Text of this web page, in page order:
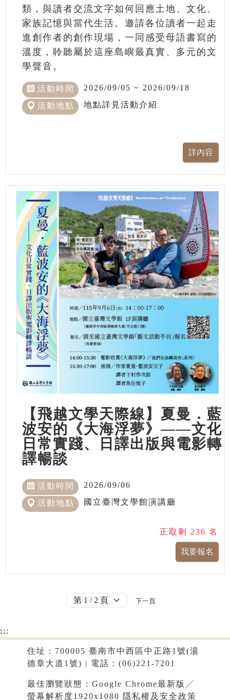
類，與讀者交流文字如何回應土地、文化、
家族記憶與當代生活。邀請各位讀者一起走
進創作者的創作現場，一同感受母語書寫的
溫度，聆聽屬於這座島嶼最真實、多元的文
學聲音。
活動時間 2026/09/05 ~ 2026/09/18
活動地點 地點詳見活動介紹
【飛越文學天際線】夏曼．藍
波安的《大海浮夢》——文化
日常實踐、日譯出版與電影轉
譯暢談
活動時間 2026/09/06
活動地點 國立臺灣文學館演講廳
正取剩 236 名
下一頁
:::
住址：700005 臺南市中西區中正路1號(湯
德章大道1號) | 電話：(06)221-7201
最佳瀏覽狀態：Google Chrome最新版╱
螢幕解析度1920x1080 隱私權及安全政策